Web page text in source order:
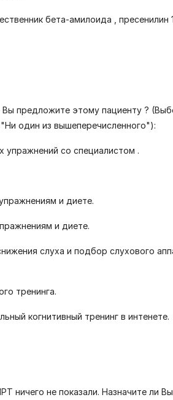
бета-амилоида , пресенилин
Вы предложите этому пациенту ?
один из вышеперечисленного"):
упражнений со специалистом .
и диете.
и диете.
слуха и подбор слухового
тренинга.
когнитивный тренинг в интенете.
ничего не показали. Назначите ли